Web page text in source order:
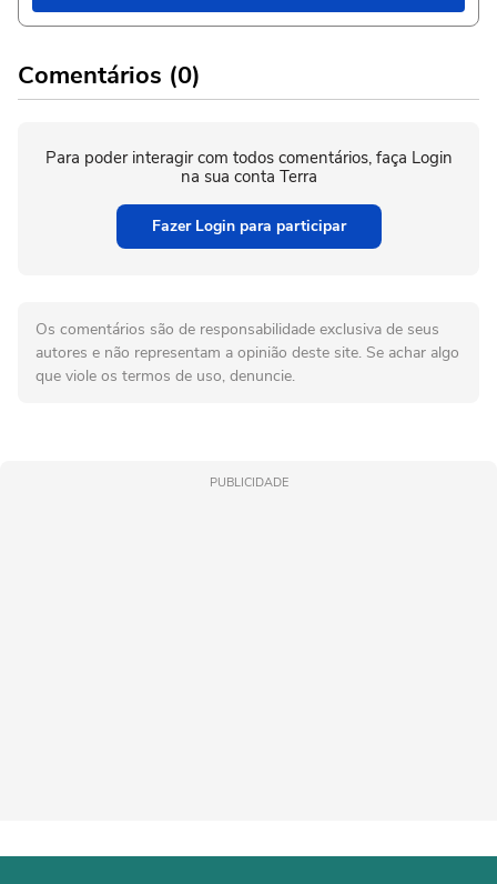
Comentários (0)
Para poder interagir com todos comentários, faça Login
na sua conta Terra
Fazer Login para participar
Os comentários são de responsabilidade exclusiva de seus
autores e não representam a opinião deste site. Se achar algo
que viole os termos de uso, denuncie.
PUBLICIDADE